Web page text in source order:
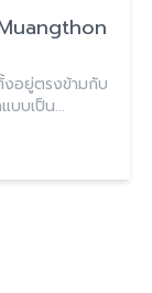
งอยู่ตรงข้ามกับ
บบเป็น
ริ่ม 25 ล้าน